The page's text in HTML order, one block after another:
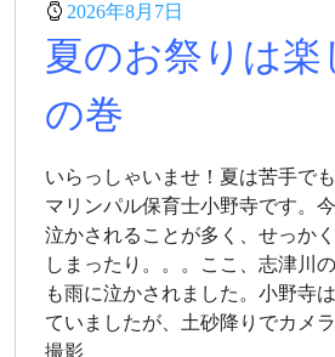
2026年8月7日
夏のお祭りは楽
の巻
いらっしゃいませ！夏は苦手で
マリンパル保育士小野寺です。
泣かされることが多く、せっか
しまったり。。。ここ、志津川
も雨に泣かされました。小野寺
ていましたが、土砂降りでカメ
撮影